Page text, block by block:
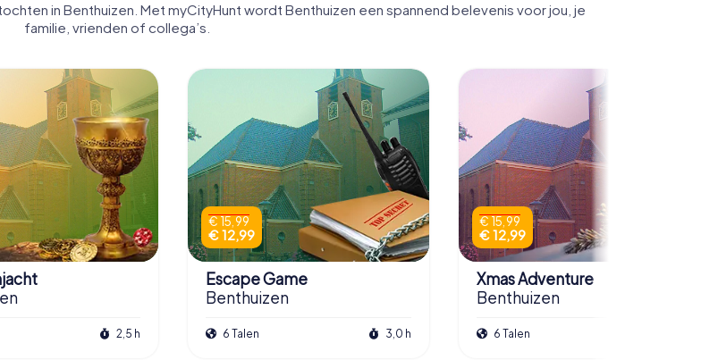
in Benthuizen. Met myCityHunt wordt Benthuizen een spannend belevenis voor jou, je
familie, vrienden of collega’s.
2,5 h
€ 15,99
€ 12,99
Escape Game
Benthuizen
6 Talen 3,0 h
€ 15,99
€ 12,99
Xmas Adventure
Benthuizen
6 Talen